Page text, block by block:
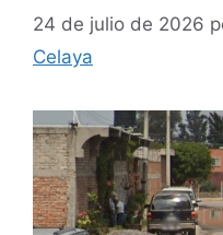
24 de julio de 2026
Celaya